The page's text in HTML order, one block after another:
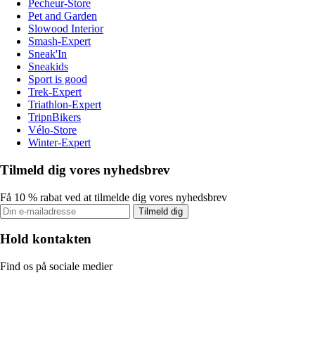
Pecheur-Store
Pet and Garden
Slowood Interior
Smash-Expert
Sneak'In
Sneakids
Sport is good
Trek-Expert
Triathlon-Expert
TripnBikers
Vélo-Store
Winter-Expert
Tilmeld dig vores nyhedsbrev
Få 10 % rabat ved at tilmelde dig vores nyhedsbrev
Tilmeld dig
Hold kontakten
Find os på sociale medier